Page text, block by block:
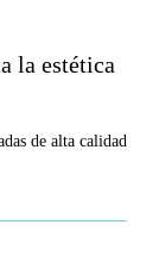
la estética
de alta calidad